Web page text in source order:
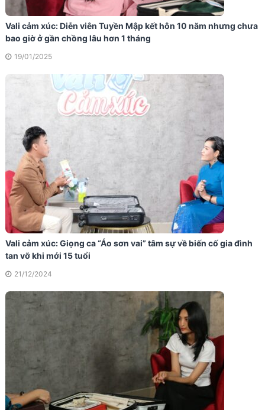
Vali cảm xúc: Diễn viên Tuyền Mập kết hôn 10 năm nhưng chưa
bao giờ ở gần chồng lâu hơn 1 tháng
19/01/2025
Vali cảm xúc: Giọng ca “Áo sơn vai” tâm sự về biến cố gia đình
tan vỡ khi mới 15 tuổi
21/12/2024